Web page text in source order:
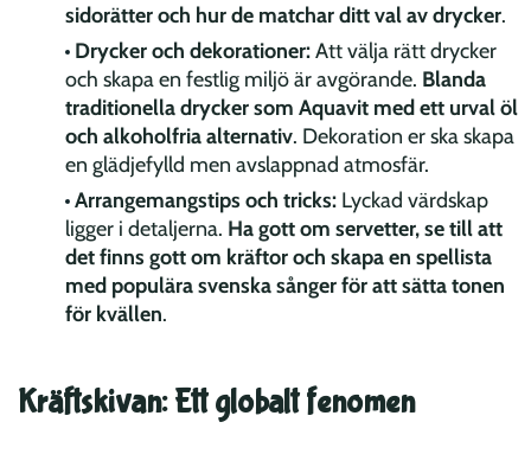
sidorätter och hur de matchar ditt val av drycker.
Drycker och dekorationer:Att välja rätt drycker
och skapa en festlig miljö är avgörande. Blanda
traditionella drycker som Aquavit med ett urval öl
och alkoholfria alternativ. Dekoration er ska skapa
en glädjefylld men avslappnad atmosfär.
Arrangemangstips och tricks: Lyckad värdskap
ligger i detaljerna. Ha gott om servetter, se till att
det finns gott om kräftor och skapa en spellista
med populära svenska sånger för att sätta tonen
för kvällen.
Kräftskivan: Ett globalt fenomen